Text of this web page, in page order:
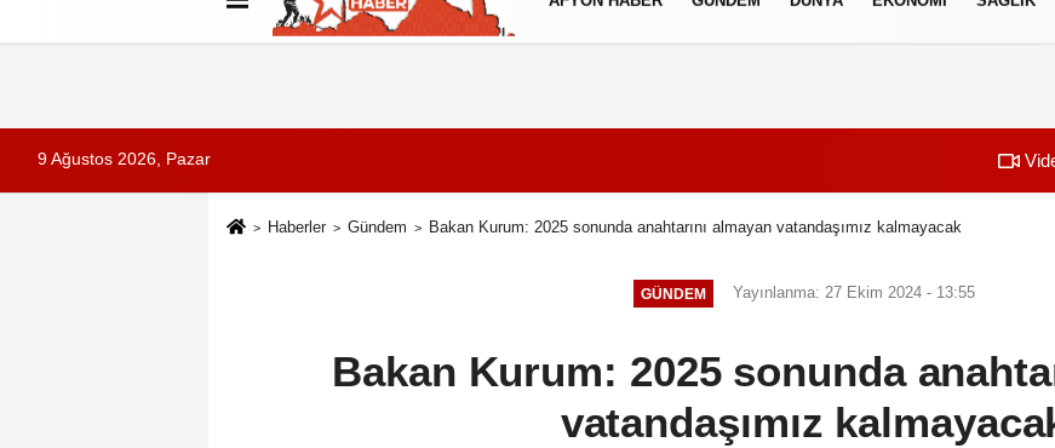
Künye İletişim Çerez Politikası
9 Ağustos 2026, Pazar
Haberler Gündem Bakan Kurum: 2025 sonunda anahtarını almayan vatandaşımız kalmayacak
GÜNDEM Yayınlanma: 27 Ekim 2024 - 13:55
Bakan Kurum: 2025 sonunda
vatandaşımız